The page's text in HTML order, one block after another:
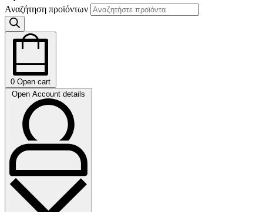
Αναζήτηση προϊόντων
0 Open cart
Open Account details